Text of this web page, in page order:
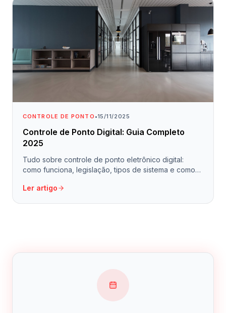
CONTROLE DE PONTO •15/11/2025
Controle de Ponto Digital: Guia Completo
2025
Tudo sobre controle de ponto eletrônico digital:
como funciona, legislação, tipos de sistema e como
Ler artigo